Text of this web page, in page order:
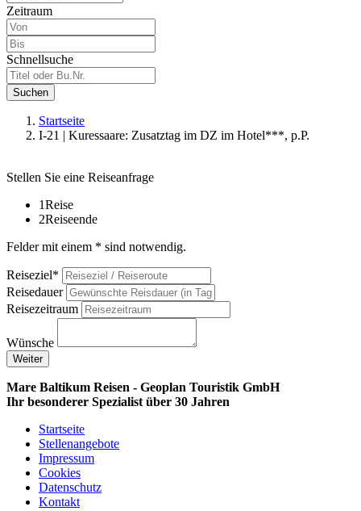
Zeitraum
Schnellsuche
Suchen
Startseite
I-21 | Kuressaare: Zusatztag im DZ im Hotel***, p.P.
Stellen Sie eine Reiseanfrage
1Reise
2Reiseende
Felder mit einem * sind notwendig.
Reiseziel*
Reisedauer
Reisezeitraum
Wünsche
Weiter
Mare Baltikum Reisen - Geoplan Touristik GmbH
Ihr besonderer Spezialist über 30 Jahren
Startseite
Stellenangebote
Impressum
Cookies
Datenschutz
Kontakt